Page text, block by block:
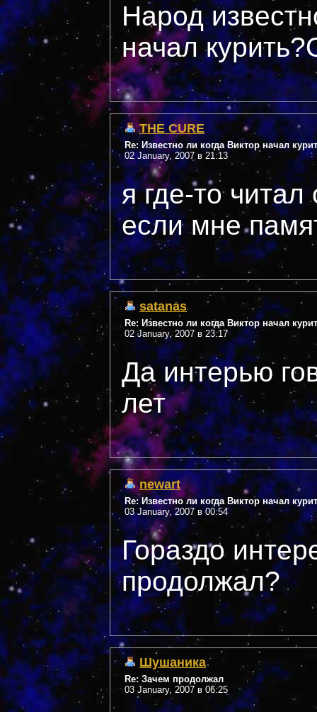
Народ
начал
THE CURE
Re: Известно ли когда Виктор начал
02 January, 2007 в 21:13
я где-то
если мне
satanas
Re: Известно ли когда Виктор начал
02 January, 2007 в 23:17
Да интерью
лет
newart
Re: Известно ли когда Виктор начал
03 January, 2007 в 00:54
Гораздо
продолжал?
Шушаника
Re: Зачем продолжал
03 January, 2007 в 06:25